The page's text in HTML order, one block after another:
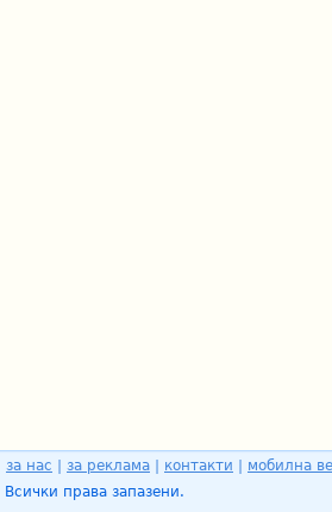
за нас за реклама контакти
мобилна
Всички права запазени.